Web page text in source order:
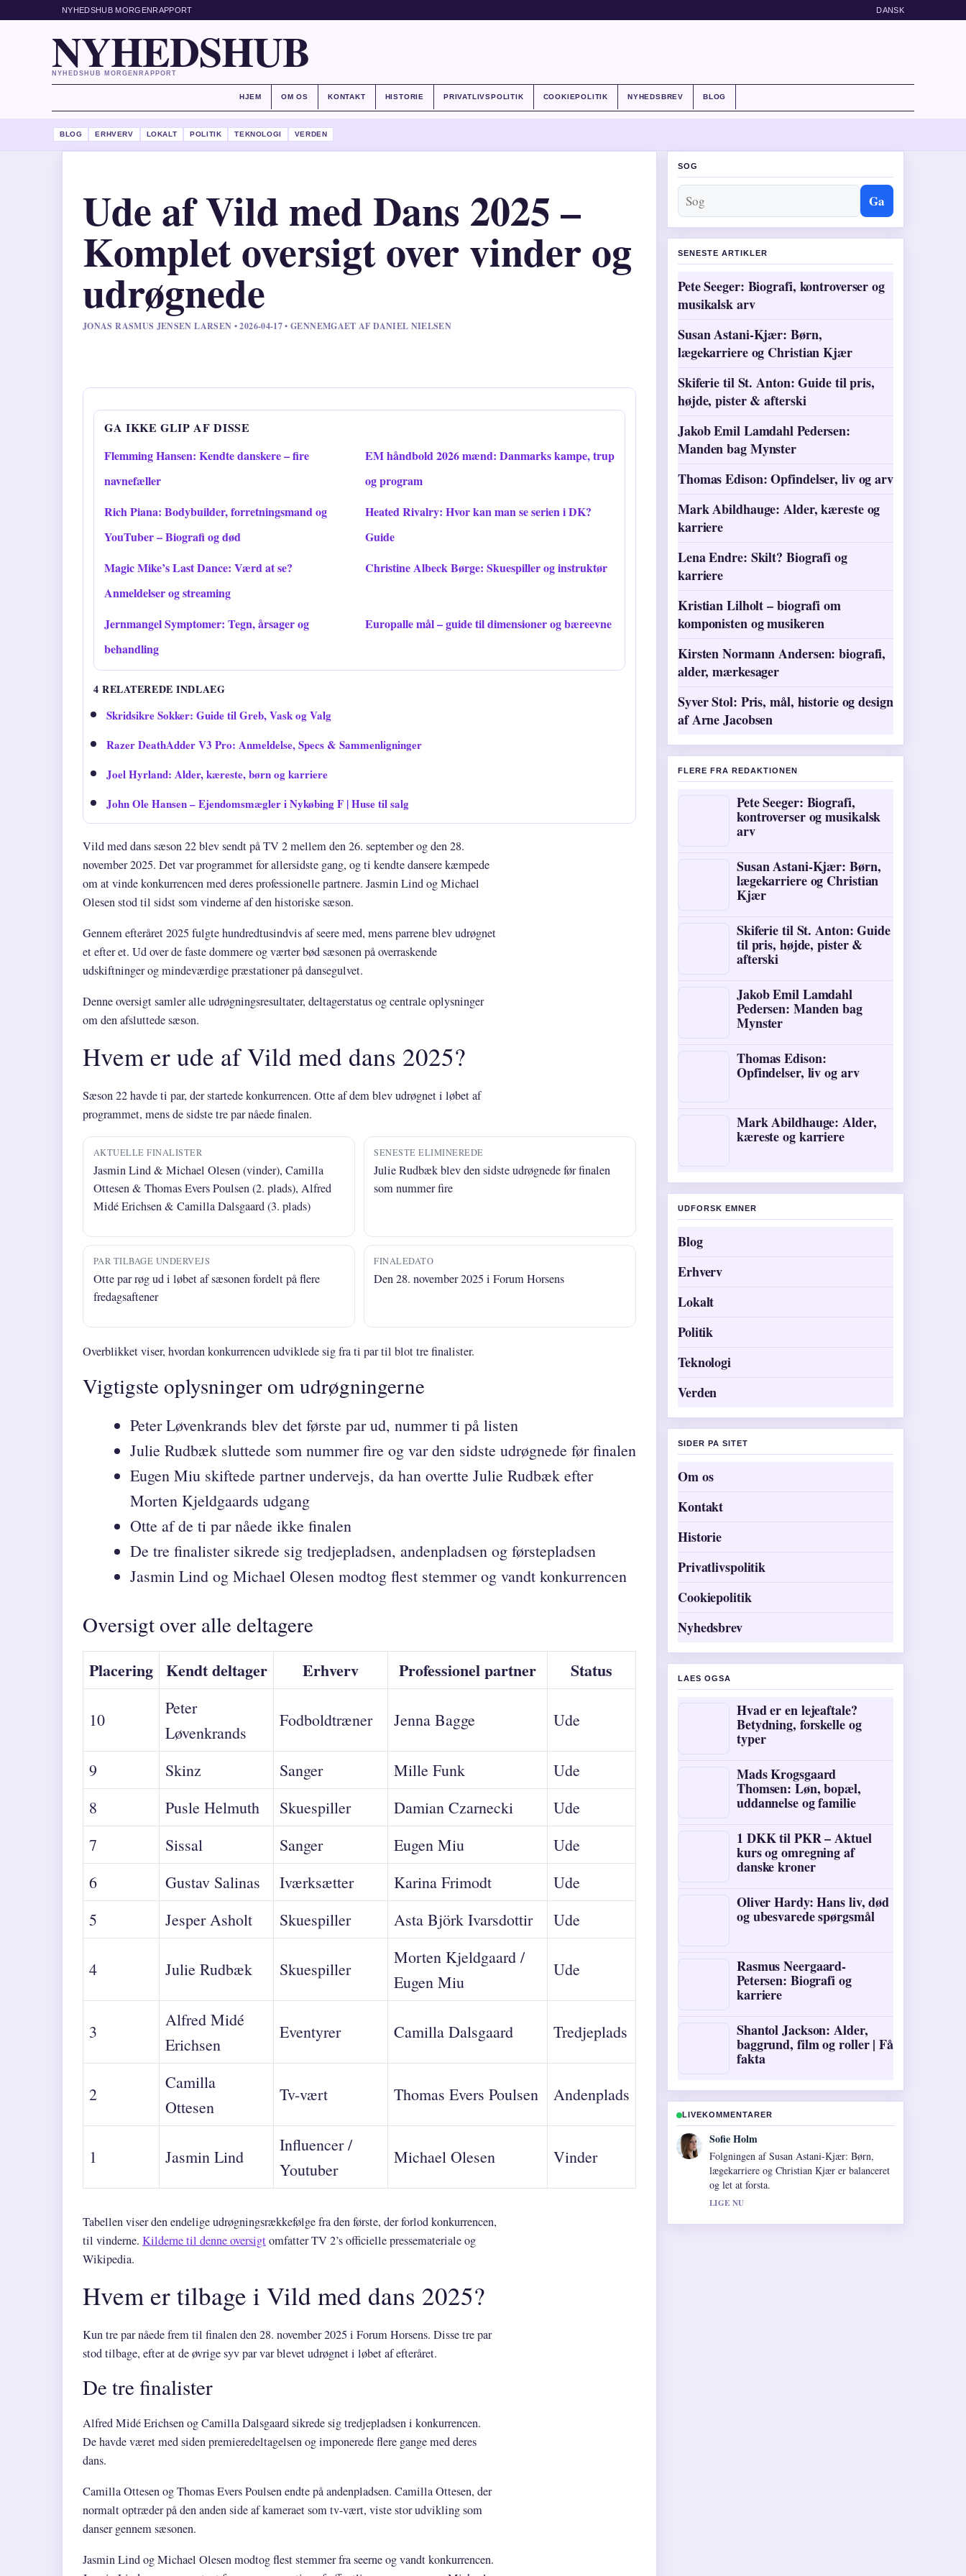
NYHEDSHUB MORGENRAPPORT DANSK
NYHEDSHUB
NYHEDSHUB MORGENRAPPORT
HJEM OM OS KONTAKT HISTORIE PRIVATLIVSPOLITIK COOKIEPOLITIK NYHEDSBREV BLOG
BLOG ERHVERV LOKALT POLITIK TEKNOLOGI VERDEN
Ude af Vild med Dans 2025 –
Komplet oversigt over vinder og
udrøgnede
JONAS RASMUS JENSEN LARSEN • 2026-04-17 • GENNEMGAET AF DANIEL NIELSEN
GA IKKE GLIP AF DISSE
Flemming Hansen: Kendte danskere – fire
navnefæller
EM håndbold 2026 mænd: Danmarks kampe, trup
og program
Rich Piana: Bodybuilder, forretningsmand og
YouTuber – Biografi og død
Heated Rivalry: Hvor kan man se serien i DK?
Guide
Magic Mike’s Last Dance: Værd at se?
Anmeldelser og streaming
Christine Albeck Børge: Skuespiller og instruktør
Jernmangel Symptomer: Tegn, årsager og
behandling
Europalle mål – guide til dimensioner og bæreevne
4 RELATEREDE INDLAEG
Skridsikre Sokker: Guide til Greb, Vask og Valg
Razer DeathAdder V3 Pro: Anmeldelse, Specs & Sammenligninger
Joel Hyrland: Alder, kæreste, børn og karriere
John Ole Hansen – Ejendomsmægler i Nykøbing F | Huse til salg
Vild med dans sæson 22 blev sendt på TV 2 mellem den 26. september og den 28.
november 2025. Det var programmet for allersidste gang, og ti kendte dansere kæmpede
om at vinde konkurrencen med deres professionelle partnere. Jasmin Lind og Michael
Olesen stod til sidst som vinderne af den historiske sæson.
Gennem efteråret 2025 fulgte hundredtusindvis af seere med, mens parrene blev udrøgnet
et efter et. Ud over de faste dommere og værter bød sæsonen på overraskende
udskiftninger og mindeværdige præstationer på dansegulvet.
Denne oversigt samler alle udrøgningsresultater, deltagerstatus og centrale oplysninger
om den afsluttede sæson.
Hvem er ude af Vild med dans 2025?
Sæson 22 havde ti par, der startede konkurrencen. Otte af dem blev udrøgnet i løbet af
programmet, mens de sidste tre par nåede finalen.
AKTUELLE FINALISTER
Jasmin Lind & Michael Olesen (vinder), Camilla
Ottesen & Thomas Evers Poulsen (2. plads), Alfred
Midé Erichsen & Camilla Dalsgaard (3. plads)
SENESTE ELIMINEREDE
Julie Rudbæk blev den sidste udrøgnede før finalen
som nummer fire
PAR TILBAGE UNDERVEJS
Otte par røg ud i løbet af sæsonen fordelt på flere
fredagsaftener
FINALEDATO
Den 28. november 2025 i Forum Horsens
Overblikket viser, hvordan konkurrencen udviklede sig fra ti par til blot tre finalister.
Vigtigste oplysninger om udrøgningerne
Peter Løvenkrands blev det første par ud, nummer ti på listen
Julie Rudbæk sluttede som nummer fire og var den sidste udrøgnede før finalen
Eugen Miu skiftede partner undervejs, da han overtte Julie Rudbæk efter
Morten Kjeldgaards udgang
Otte af de ti par nåede ikke finalen
De tre finalister sikrede sig tredjepladsen, andenpladsen og førstepladsen
Jasmin Lind og Michael Olesen modtog flest stemmer og vandt konkurrencen
Oversigt over alle deltagere
Placering Kendt deltager Erhverv Professionel partner Status
10
Peter
Løvenkrands
Fodboldtræner Jenna Bagge Ude
9 Skinz Sanger Mille Funk
Ude
8
Pusle Helmuth Skuespiller Damian Czarnecki
Ude
7
Sissal Sanger Eugen Miu
Ude
6
Gustav Salinas Iværksætter Karina Frimodt
Ude
5
Jesper Asholt Skuespiller Asta Björk Ivarsdottir Ude
4 Julie Rudbæk Skuespiller
Morten Kjeldgaard /
Eugen Miu
Ude
3
Alfred Midé
Erichsen
Eventyrer Camilla Dalsgaard Tredjeplads
2
Camilla
Ottesen
Tv-vært Thomas Evers Poulsen Andenplads
1 Jasmin Lind
Influencer /
Youtuber
Michael Olesen Vinder
Tabellen viser den endelige udrøgningsrækkefølge fra den første, der forlod konkurrencen,
til vinderne. Kilderne til denne oversigtomfatter TV 2’s officielle pressemateriale og
Wikipedia.
Hvem er tilbage i Vild med dans 2025?
Kun tre par nåede frem til finalen den 28. november 2025 i Forum Horsens. Disse tre par
stod tilbage, efter at de øvrige syv par var blevet udrøgnet i løbet af efteråret.
De tre finalister
Alfred Midé Erichsen og Camilla Dalsgaard sikrede sig tredjepladsen i konkurrencen.
De havde været med siden premieredeltagelsen og imponerede flere gange med deres
dans.
Camilla Ottesen og Thomas Evers Poulsen endte på andenpladsen. Camilla Ottesen, der
normalt optræder på den anden side af kameraet som tv-vært, viste stor udvikling som
danser gennem sæsonen.
Jasmin Lind og Michael Olesen modtog flest stemmer fra seerne og vandt konkurrencen.
SOG
Ga
SENESTE ARTIKLER
Pete Seeger: Biografi, kontroverser og
musikalsk arv
Susan Astani-Kjær: Børn,
lægekarriere og Christian Kjær
Skiferie til St. Anton: Guide til pris,
højde, pister & afterski
Jakob Emil Lamdahl Pedersen:
Manden bag Mynster
Thomas Edison: Opfindelser, liv og arv
Mark Abildhauge: Alder, kæreste og
karriere
Lena Endre: Skilt? Biografi og
karriere
Kristian Lilholt – biografi om
komponisten og musikeren
Kirsten Normann Andersen: biografi,
alder, mærkesager
Syver Stol: Pris, mål, historie og design
af Arne Jacobsen
FLERE FRA REDAKTIONEN
Pete Seeger: Biografi,
kontroverser og musikalsk
arv
Susan Astani-Kjær: Børn,
lægekarriere og Christian
Kjær
Skiferie til St. Anton: Guide
til pris, højde, pister &
afterski
Jakob Emil Lamdahl
Pedersen: Manden bag
Mynster
Thomas Edison:
Opfindelser, liv og arv
Mark Abildhauge: Alder,
kæreste og karriere
UDFORSK EMNER
Blog
Erhverv
Lokalt
Politik
Teknologi
Verden
SIDER PA SITET
Om os
Kontakt
Historie
Privatlivspolitik
Cookiepolitik
Nyhedsbrev
LAES OGSA
Hvad er en lejeaftale?
Betydning, forskelle og
typer
Mads Krogsgaard
Thomsen: Løn, bopæl,
uddannelse og familie
1 DKK til PKR – Aktuel
kurs og omregning af
danske kroner
Oliver Hardy: Hans liv, død
og ubesvarede spørgsmål
Rasmus Neergaard-
Petersen: Biografi og
karriere
Shantol Jackson: Alder,
baggrund, film og roller | Få
fakta
LIVEKOMMENTARER
Lukas Pedersen
God kontekst om Skiferie til St. Anton:
Guide til pris,.... Bliv endelig ved med at
opdatere denne livestrad.
3 MIN SIDEN